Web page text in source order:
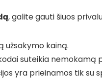
, galite gauti šiuos
užsakymo kainą.
suteikia nemokamą
yra prieinamos tik su